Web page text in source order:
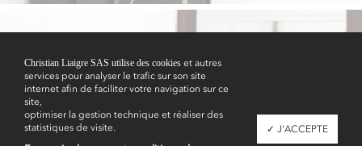
Showrooms
✓ J'ACCEPTE
Christian Liaigre SAS utilise des cookies et autres
services pour analyser le trafic sur son site
internet afin de faciliter votre navigation sur ce
site,
optimiser la gestion technique et réaliser des
statistiques de visite.